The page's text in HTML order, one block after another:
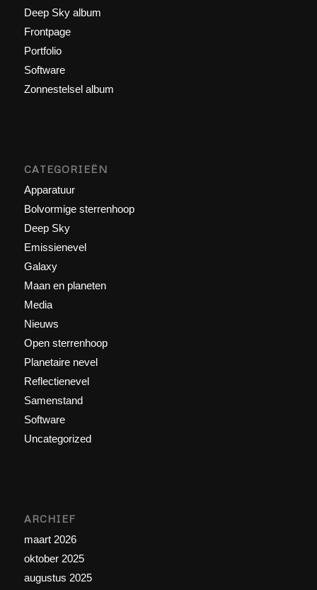
Deep Sky album
Frontpage
Portfolio
Software
Zonnestelsel album
CATEGORIEËN
Apparatuur
Bolvormige sterrenhoop
Deep Sky
Emissienevel
Galaxy
Maan en planeten
Media
Nieuws
Open sterrenhoop
Planetaire nevel
Reflectienevel
Samenstand
Software
Uncategorized
ARCHIEF
maart 2026
oktober 2025
augustus 2025